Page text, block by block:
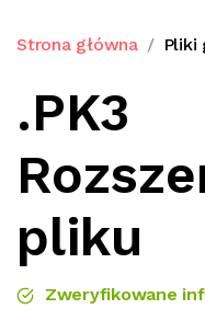
Strona główna Pliki
.PK3
pliku
Zweryfikowane